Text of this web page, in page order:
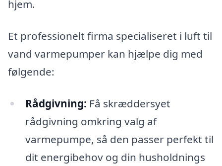
hjem.
Et professionelt firma specialiseret i luft til
vand varmepumper kan hjælpe dig med
følgende:
Rådgivning: Få skræddersyet
rådgivning omkring valg af
varmepumpe, så den passer perfekt til
dit energibehov og din husholdnings